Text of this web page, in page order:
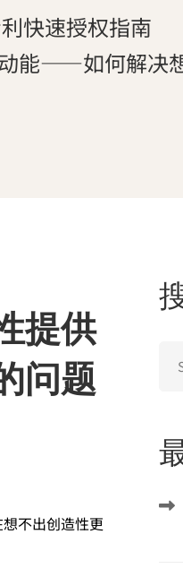
快速授权指南
能——如何解决
提供
问题
不出创造性更
for: